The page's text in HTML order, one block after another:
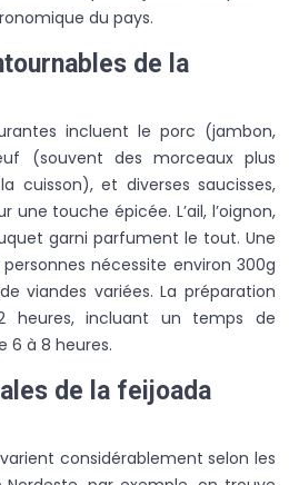
du pays.
de la
incluent le porc (jambon,
(souvent des morceaux plus
cuisson), et diverses saucisses,
touche épicée. L’ail, l’oignon,
garni parfument le tout. Une
nécessite environ 300g
viandes variées. La préparation
heures, incluant un temps de
6 à 8 heures.
de la feijoada
considérablement selon les